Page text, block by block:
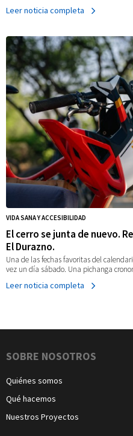
Leer noticia completa
VIDA SANA Y ACCESIBILIDAD
El cerro se junta de nuevo.
El Durazno.
Una de las fechas favoritas del
vez un día sábado. Una pichanga
Leer noticia completa
Navegación
SOBRE NOSOTROS
Quiénes somos
Qué hacemos
Nuestros Proyectos